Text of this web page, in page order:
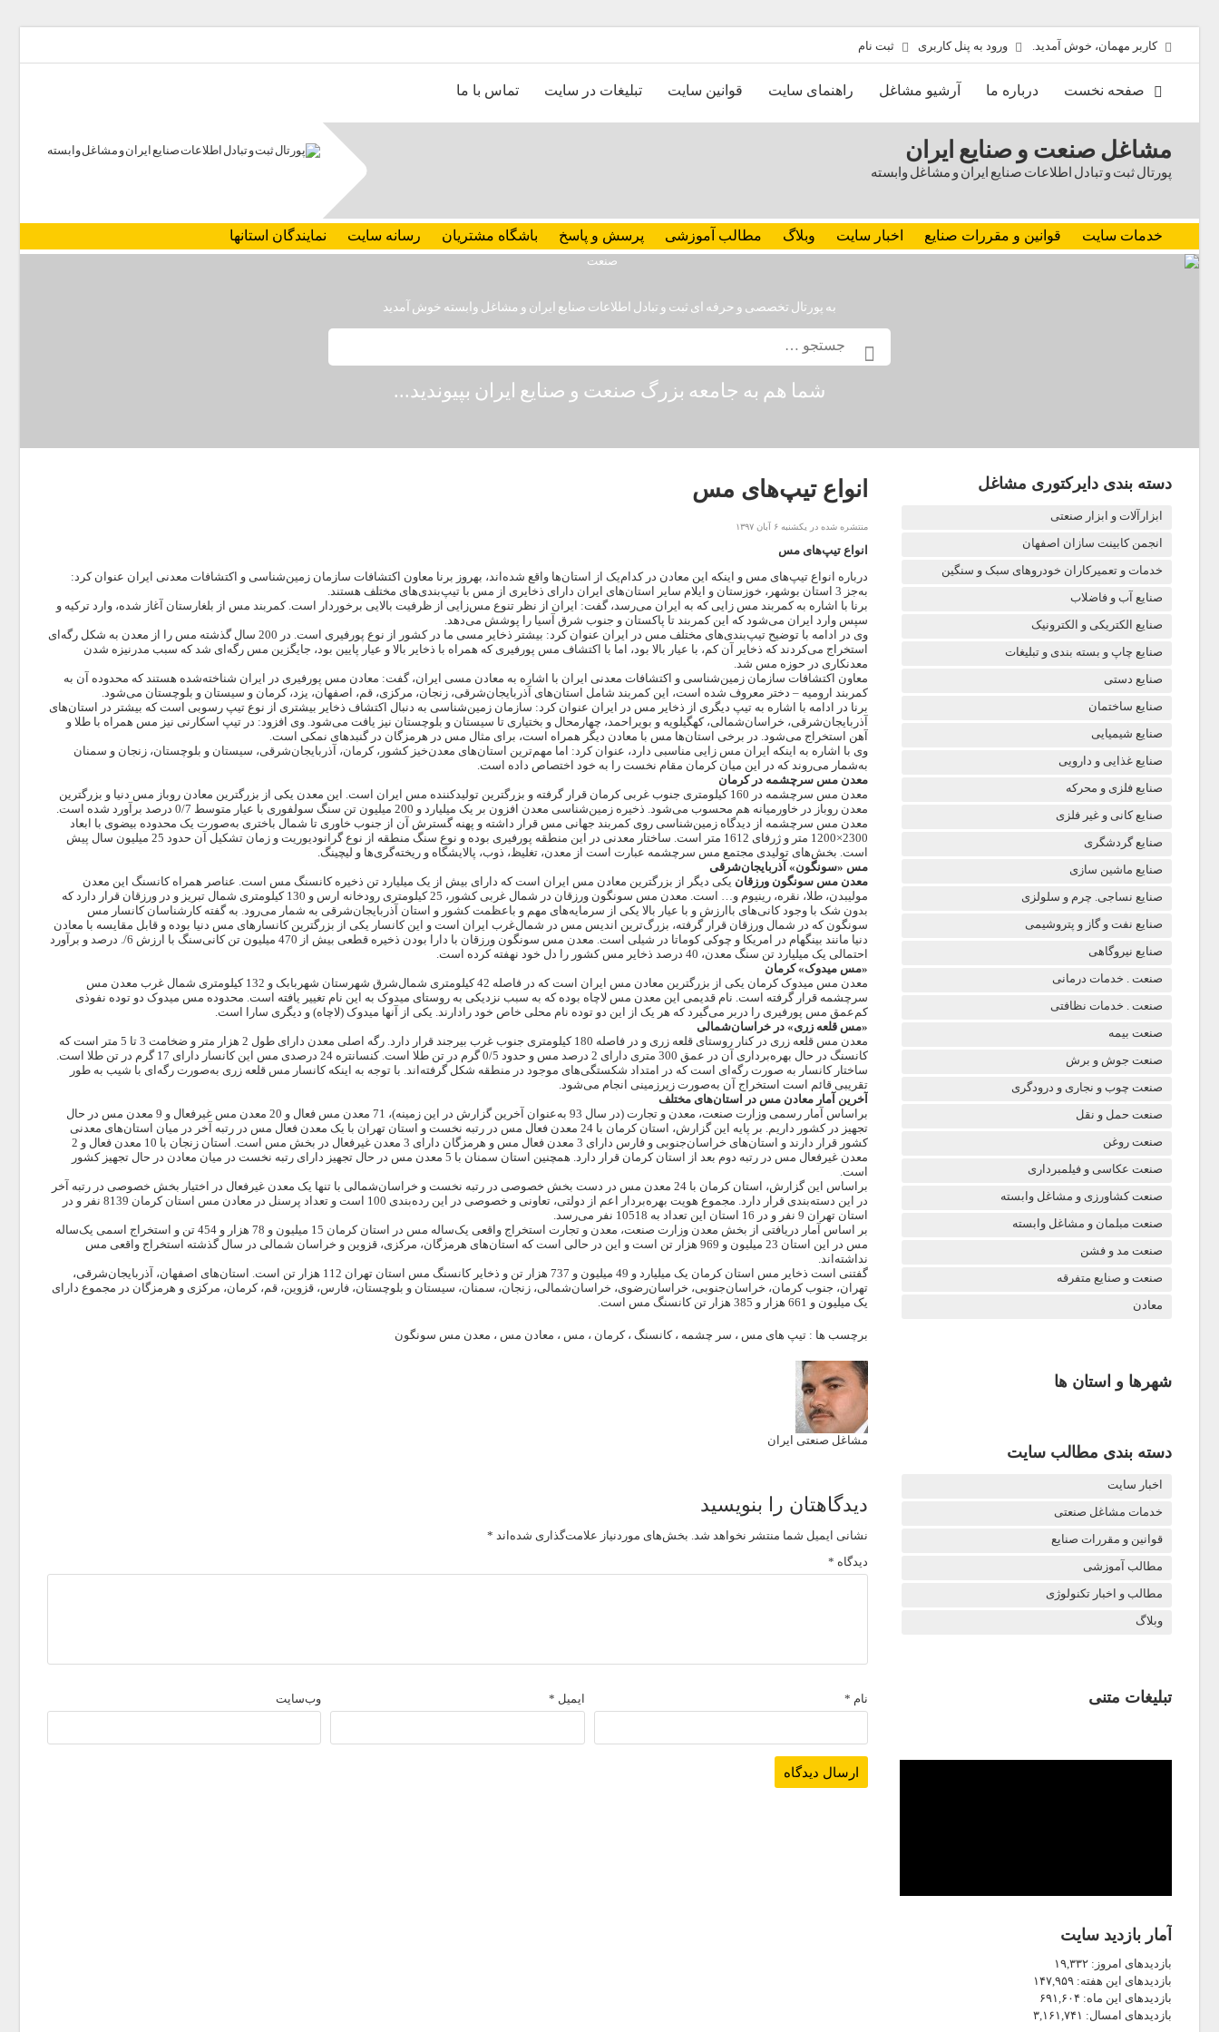
کاربر مهمان، خوش آمدید. ورود به پنل کاربری ثبت نام
صفحه نخست درباره ما آرشیو مشاغل راهنمای سایت قوانین سایت تبلیغات در سایت تماس با ما
مشاغل صنعت و صنایع ایران
پورتال ثبت و تبادل اطلاعات صنایع ایران و مشاغل وابسته
خدمات سایت قوانین و مقررات صنایع اخبار سایت وبلاگ مطالب آموزشی پرسش و پاسخ باشگاه مشتریان رسانه سایت نمایندگان استانها
به پورتال تخصصی و حرفه ای ثبت و تبادل اطلاعات صنایع ایران و مشاغل وابسته خوش آمدید
شما هم به جامعه بزرگ صنعت و صنایع ایران بپیوندید...
انواع تیپ‌های مس
منتشره شده در یکشنبه ۶ آبان ۱۳۹۷
انواع تیپ‌های مس
درباره انواع تیپ‌های مس و اینکه این معادن در کدام‌یک از استان‌ها واقع شده‌اند، بهروز برنا معاون اکتشافات سازمان زمین‌شناسی و اکتشافات معدنی ایران عنوان کرد:
به‌جز 3 استان بوشهر، خوزستان و ایلام سایر استان‌های ایران دارای ذخایری از مس با تیپ‌بندی‌های مختلف هستند.
برنا با اشاره به کمربند مس زایی که به ایران می‌رسد، گفت: ایران از نظر تنوع مس‌زایی از ظرفیت بالایی برخوردار است. کمربند مس از بلغارستان آغاز شده، وارد ترکیه و
سپس وارد ایران می‌شود که این کمربند تا پاکستان و جنوب شرق آسیا را پوشش می‌دهد.
وی در ادامه با توضیح تیپ‌بندی‌های مختلف مس در ایران عنوان کرد: بیشتر ذخایر مسیما در کشور از نوعپورفیری
است. در 200 سال گذشته مس را از معدن به شکل رگه‌ای
استخراج می‌کردند که ذخایر آن کم، با عیار بالا بود، اما با اکتشاف مس پورفیری که همراه با ذخایر بالا و عیار پایین بود، جایگزین مس رگه‌ای شد که سبب مدرنیزه شدن
معدنکاری در حوزه مس شد.
معاون اکتشافات سازمان زمین‌شناسی و اکتشافات معدنی ایران با اشاره به معادن مسی ایران، گفت: معادن مس پورفیری در ایران شناخته‌شده هستند که محدوده آن به
کمربند ارومیه – دختر معروف شده است، این کمربند شامل استان‌های آذربایجان‌شرقی، زنجان، مرکزی، قم، اصفهان، یزد، کرمان و سیستان و بلوچستان می‌شود.
برنا در ادامه با اشاره به تیپ دیگری از ذخایر مس در ایران عنوان کرد: سازمان زمین‌شناسی به دنبال اکتشاف ذخایر بیشتری از نوع تیپ رسوبی است که بیشتر در استان‌های
آذربایجان‌شرقی، خراسان‌شمالی، کهگیلویه و بویراحمد، چهارمحال و بختیاری تا سیستان و بلوچستان نیز یافت می‌شود. وی افزود: در تیپ اسکارنی نیز مس همراه با طلا و
آهن استخراج می‌شود. در برخی استان‌ها مس با معادن دیگر همراه است، برای مثال مس در هرمزگان در گنبدهای نمکی است.
وی با اشاره به اینکه ایران مس زایی مناسبی دارد، عنوان کرد: اما مهم‌ترین استان‌های معدن‌خیز کشور، کرمان، آذربایجان‌شرقی، سیستان و بلوچستان، زنجان و سمنان
به‌شمار می‌روند که در این میان کرمان مقام نخست را به خود اختصاص داده است.
معدن مس سرچشمه در کرمان
معدن مس سرچشمه در 160 کیلومتری جنوب غربی کرمان قرار گرفته و بزرگترین تولیدکننده مس ایران است. این معدن یکی از بزرگترین معادن روباز مس دنیا و بزرگترین
معدن روباز در خاورمیانه هم محسوب می‌شود. ذخیره زمین‌شناسی معدن افزون بر یک میلیارد و 200 میلیون تن سنگ سولفوری با عیار متوسط 0/7 درصد برآورد شده است.
معدن مس سرچشمه از دیدگاه زمین‌شناسی روی کمربند جهانی مس قرار داشته و پهنه گسترش آن از جنوب خاوری تا شمال باختری به‌صورت یک محدوده بیضوی با ابعاد
2300×1200 متر و ژرفای 1612 متر است. ساختار معدنی در این منطقه پورفیری بوده و نوع سنگ منطقه از نوع گرانودیوریت و زمان تشکیل آن حدود 25 میلیون سال پیش
است. بخش‌های تولیدی مجتمع مس سرچشمه عبارت است از معدن، تغلیظ، ذوب، پالایشگاه و ریخته‌گری‌ها و لیچینگ.
مس «سونگون» آذربایجان‌شرقی
معدن مس سونگون ورزقان یکی دیگر از بزرگترین معادن مس ایران است که دارای بیش از یک میلیارد تن ذخیره کانسنگ مس است. عناصر همراه کانسنگ این معدن
مولیبدن، طلا، نقره، رینیوم و… است. معدن مس سونگون ورزقان در شمال غربی کشور، 25 کیلومتری رودخانه ارس و 130 کیلومتری شمال تبریز و در ورزقان قرار دارد که
بدون شک با وجود کانی‌های باارزش و با عیار بالا یکی از سرمایه‌های مهم و باعظمت کشور و استان آذربایجان‌شرقی به شمار می‌رود. به گفته کارشناسان کانسار مس
سونگون که در شمال ورزقان قرار گرفته، بزرگ‌ترین اندیس مس در شمال‌غرب ایران است و این کانسار یکی از بزرگترین کانسارهای مس دنیا بوده و قابل مقایسه با معادن
دنیا مانند بینگهام در امریکا و چوکی کوماتا در شیلی است. معدن مس سونگون ورزقان با دارا بودن ذخیره قطعی بیش از 470 میلیون تن کانی‌سنگ با ارزش 6/. درصد و برآورد
احتمالی یک میلیارد تن سنگ معدن، 40 درصد ذخایر مس کشور را دل خود نهفته کرده است.
«مس میدوک» کرمان
معدن مس میدوک کرمان یکی از بزرگترین معادن مس ایران است که در فاصله 42 کیلومتری شمال‌شرق شهرستان شهربابک و 132 کیلومتری شمال غرب معدن مس
سرچشمه قرار گرفته است. نام قدیمی این معدن مس لاچاه بوده که به سبب نزدیکی به روستای میدوک به این نام تغییر یافته است. محدوده مس میدوک دو توده نفوذی
کم‌عمق مس پورفیری را دربر می‌گیرد که هر یک از این دو توده نام محلی خاص خود رادارند. یکی از آنها میدوک (لاچاه) و دیگری سارا است.
«مس قلعه زری» در خراسان‌شمالی
معدن مس قلعه زری در کنار روستای قلعه زری و در فاصله 180 کیلومتری جنوب غرب بیرجند قرار دارد. رگه اصلی معدن دارای طول 2 هزار متر و ضخامت 3 تا 5 متر است که
کانسنگ در حال بهره‌برداری آن در عمق 300 متری دارای 2 درصد مس و حدود 0/5 گرم در تن طلا است. کنسانتره 24 درصدی مس این کانسار دارای 17 گرم در تن طلا است.
ساختار کانسار به صورت رگه‌ای است که در امتداد شکستگی‌های موجود در منطقه شکل گرفته‌اند. با توجه به اینکه کانسار مس قلعه زری به‌صورت رگه‌ای با شیب به طور
تقریبی قائم است استخراج آن به‌صورت زیرزمینی انجام می‌شود.
آخرین آمار معادن مس در استان‌های مختلف
براساس آمار رسمی وزارت صنعت، معدن و تجارت (در سال 93 به‌عنوان آخرین گزارش در این زمینه)، 71 معدن مس فعال و 20 معدن مس غیرفعال و 9 معدن مس در حال
تجهیز در کشور داریم. بر پایه این گزارش، استان کرمان با 24 معدن فعال مس در رتبه نخست و استان تهران با یک معدن فعال مس در رتبه آخر در میان استان‌های معدنی
کشور قرار دارند و استان‌های خراسان‌جنوبی و فارس دارای 3 معدن فعال مس و هرمزگان دارای 3 معدن غیرفعال در بخش مس است. استان زنجان با 10 معدن فعال و 2
معدن غیرفعال مس در رتبه دوم بعد از استان کرمان قرار دارد. همچنین استان سمنان با 5 معدن مس در حال تجهیز دارای رتبه نخست در میان معادن در حال تجهیز کشور
است.
براساس این گزارش، استان کرمان با 24 معدن مس در دست بخش خصوصی در رتبه نخست و خراسان‌شمالی با تنها یک معدن غیرفعال در اختیار بخش خصوصی در رتبه آخر
در این دسته‌بندی قرار دارد. مجموع هویت بهره‌بردار اعم از دولتی، تعاونی و خصوصی در این رده‌بندی 100 است و تعداد پرسنل در معادن مس استان کرمان 8139 نفر و در
استان تهران 9 نفر و در 16 استان این تعداد به 10518 نفر می‌رسد.
بر اساس آمار دریافتی از بخش معدن وزارت صنعت، معدن و تجارت استخراج واقعی یک‌ساله مس در استان کرمان 15 میلیون و 78 هزار و 454 تن و استخراج اسمی یک‌ساله
مس در این استان 23 میلیون و 969 هزار تن است و این در حالی است که استان‌های هرمزگان، مرکزی، قزوین و خراسان شمالی در سال گذشته استخراج واقعی مس
نداشته‌اند.
گفتنی استذخایر مس استان کرمان
یک میلیارد و 49 میلیون و 737 هزار تن و ذخایر کانسنگ مس استان تهران 112 هزار تن است. استان‌های اصفهان، آذربایجان‌شرقی،
تهران، جنوب کرمان، خراسان‌جنوبی، خراسان‌رضوی، خراسان‌شمالی، زنجان، سمنان، سیستان و بلوچستان، فارس، قزوین، قم، کرمان، مرکزی و هرمزگان در مجموع دارای
یک میلیون و 661 هزار و 385 هزار تن کانسنگ مس است.
برچسب ها : تیپ های مس ، سر چشمه ،کانسنگ ،کرمان ، مس ، معادن مس ، معدن مس سونگون
مشاغل صنعتی ایران
دیدگاهتان را بنویسید
نشانی ایمیل شما منتشر نخواهد شد. بخش‌های موردنیاز علامت‌گذاری شده‌اند *
دیدگاه *
نام * ایمیل * وب‌سایت
دسته بندی دایرکتوری مشاغل
ابزارآلات و ابزار صنعتی
انجمن کابینت سازان اصفهان
خدمات و تعمیرکاران خودروهای سبک و سنگین
صنایع آب و فاضلاب
صنایع الکتریکی و الکترونیک
صنایع چاپ و بسته بندی و تبلیغات
صنایع دستی
صنایع ساختمان
صنایع شیمیایی
صنایع غذایی و دارویی
صنایع فلزی و محرکه
صنایع کانی و غیر فلزی
صنایع گردشگری
صنایع ماشین سازی
صنایع نساجی. چرم و سلولزی
صنایع نفت و گاز و پتروشیمی
صنایع نیروگاهی
صنعت . خدمات درمانی
صنعت . خدمات نظافتی
صنعت بیمه
صنعت جوش و برش
صنعت چوب و نجاری و درودگری
صنعت حمل و نقل
صنعت روغن
صنعت عکاسی و فیلمبرداری
صنعت کشاورزی و مشاغل وابسته
صنعت مبلمان و مشاغل وابسته
صنعت مد و فشن
صنعت و صنایع متفرقه
معادن
شهرها و استان ها
دسته بندی مطالب سایت
اخبار سایت
خدمات مشاغل صنعتی
قوانین و مقررات صنایع
مطالب آموزشی
مطالب و اخبار تکنولوژی
وبلاگ
تبلیغات متنی
آمار بازدید سایت
بازدیدهای امروز: ۱۹,۳۳۲
بازدیدهای این هفته: ۱۴۷,۹۵۹
بازدیدهای این ماه: ۶۹۱,۶۰۴
بازدیدهای امسال: ۳,۱۶۱,۷۴۱